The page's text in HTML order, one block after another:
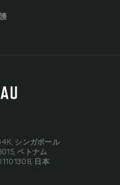
シンガポール
ベトナム
日本